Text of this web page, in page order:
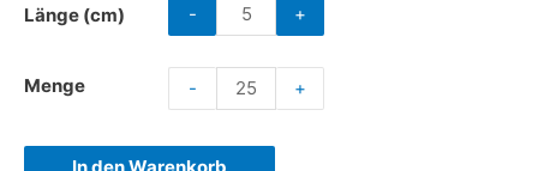
Länge (cm) - +
Menge - +